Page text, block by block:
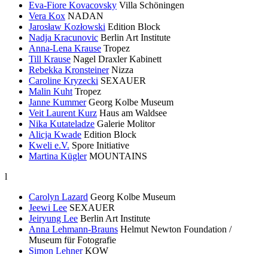
Eva-Fiore Kovacovsky Villa Schöningen
Vera Kox NADAN
Jarosław Kozłowski Edition Block
Nadja Kracunovic Berlin Art Institute
Anna-Lena Krause Tropez
Till Krause Nagel Draxler Kabinett
Rebekka Kronsteiner Nizza
Caroline Kryzecki SEXAUER
Malin Kuht Tropez
Janne Kummer Georg Kolbe Museum
Veit Laurent Kurz Haus am Waldsee
Nika Kutateladze Galerie Molitor
Alicja Kwade Edition Block
Kweli e.V. Spore Initiative
Martina Kügler MOUNTAINS
l
Carolyn Lazard Georg Kolbe Museum
Jeewi Lee SEXAUER
Jeiryung Lee Berlin Art Institute
Anna Lehmann-Brauns Helmut Newton Foundation /
Museum für Fotografie
Simon Lehner KOW